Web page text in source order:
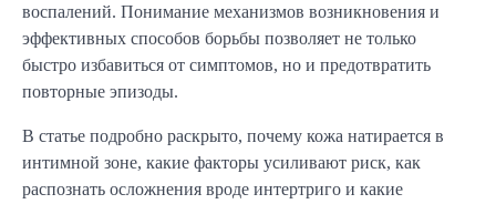
воспалений. Понимание механизмов возникновения и
эффективных способов борьбы позволяет не только
быстро избавиться от симптомов, но и предотвратить
повторные эпизоды.
В статье подробно раскрыто, почему кожа натирается в
интимной зоне, какие факторы усиливают риск, как
распознать осложнения вроде интертриго и какие